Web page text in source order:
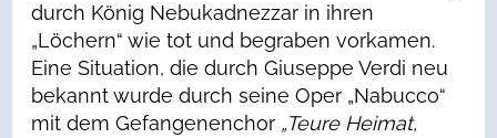
durch König Nebukadnezzar in ihren
„Löchern“ wie tot und begraben vorkamen.
Eine Situation, die durch Giuseppe Verdi neu
bekannt wurde durch seine Oper „Nabucco“
mit dem Gefangenenchor „Teure Heimat,